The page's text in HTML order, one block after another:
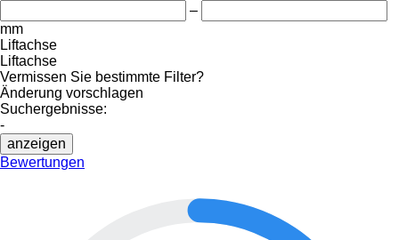
–
mm
Liftachse
Liftachse
Vermissen Sie bestimmte Filter?
Änderung vorschlagen
Suchergebnisse:
-
anzeigen
Bewertungen